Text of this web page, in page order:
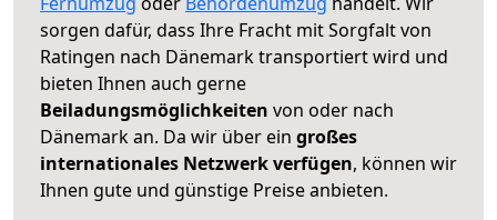
sorgen dafür, dass Ihre Fracht mit Sorgfalt von
Ratingen nach Dänemark transportiert wird und
bieten Ihnen auch gerne
Beiladungsmöglichkeiten von oder nach
Dänemark an. Da wir über ein großes
internationales Netzwerk verfügen, können wir
Ihnen gute und günstige Preise anbieten.